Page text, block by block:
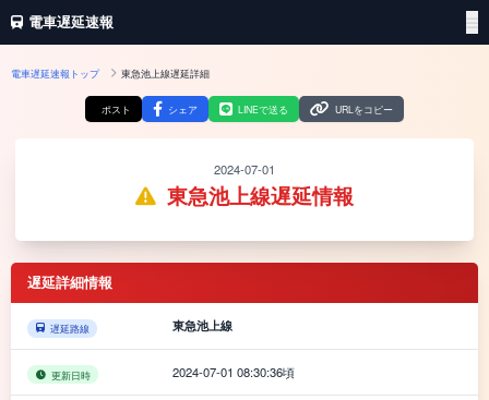
電車遅延速報
電車遅延速報トップ 東急池上線遅延詳細
ポスト シェア LINEで送る URLをコピー
2024-07-01
東急池上線遅延情報
遅延詳細情報
遅延路線 東急池上線
更新日時 2024-07-01 08:30:36頃